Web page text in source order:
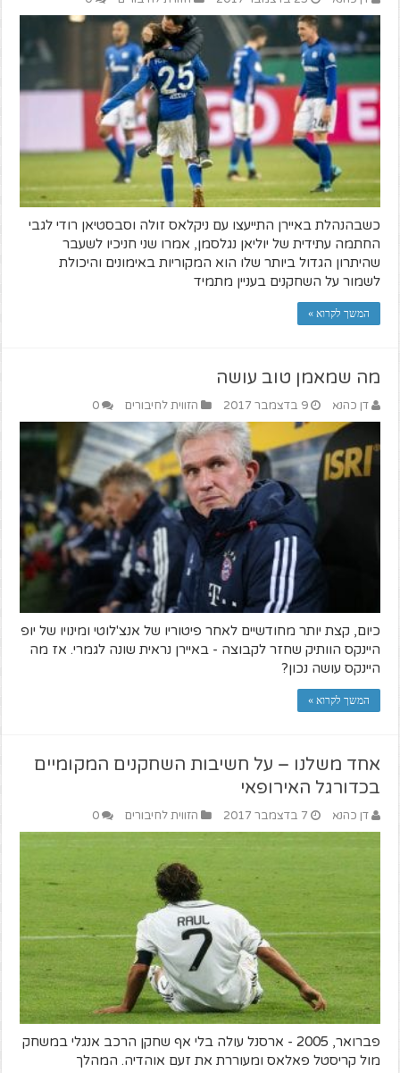
כשבהנהלת באיירן התייעצו עם ניקלאס זולה וסבסטיאן רודי לגבי
החתמה עתידית של יוליאן נגלסמן, אמרו שני חניכיו לשעבר
שהיתרון הגדול ביותר שלו הוא המקוריות באימונים והיכולת
לשמור על השחקנים בעניין מתמיד
המשך לקרוא »
מה שמאמן טוב עושה
דן כהנא 9 בדצמבר 2017 הזווית לחיבורים 0
כיום, קצת יותר מחודשיים לאחר פיטוריו של אנצ'לוטי ומינויו של יופ
היינקס הוותיק שחזר לקבוצה - באיירן נראית שונה לגמרי. אז מה
היינקס עושה נכון?
המשך לקרוא »
אחד משלנו – על חשיבות השחקנים המקומיים
בכדורגל האירופאי
דן כהנא 7 בדצמבר 2017 הזווית לחיבורים 0
פברואר, 2005 - ארסנל עולה בלי אף שחקן הרכב אנגלי במשחק
מול קריסטל פאלאס ומעוררת את זעם אוהדיה. המהלך